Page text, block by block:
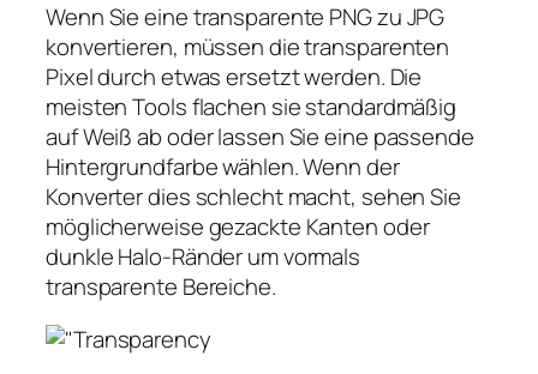
Wenn Sie eine transparente PNG zu JPG
konvertieren, müssen die transparenten
Pixel durch etwas ersetzt werden. Die
meisten Tools flachen sie standardmäßig
auf Weiß ab oder lassen Sie eine passende
Hintergrundfarbe wählen. Wenn der
Konverter dies schlecht macht, sehen Sie
möglicherweise gezackte Kanten oder
dunkle Halo-Ränder um vormals
transparente Bereiche.